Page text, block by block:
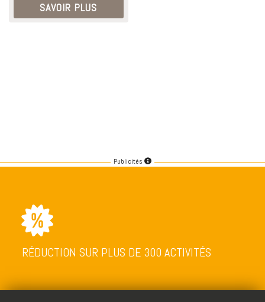
SAVOIR PLUS
Publicités
RÉDUCTION SUR PLUS DE 300 ACTIVITÉS